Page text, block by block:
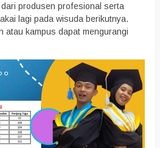
produsen profesional serta
lagi pada wisuda berikutnya.
atau kampus dapat mengurangi